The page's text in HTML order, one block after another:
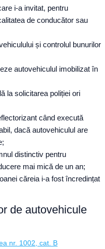
i-a invitat, pentru
de conducător sau
și controlul bunurilor
autovehiculul imobilizat în
la solicitarea poliției ori
când execută
dacă autovehiculul are
distinctiv pentru
mai mică de un an;
căreia i-a fost încredințat
de autovehicule
nr. 1002, cat. B